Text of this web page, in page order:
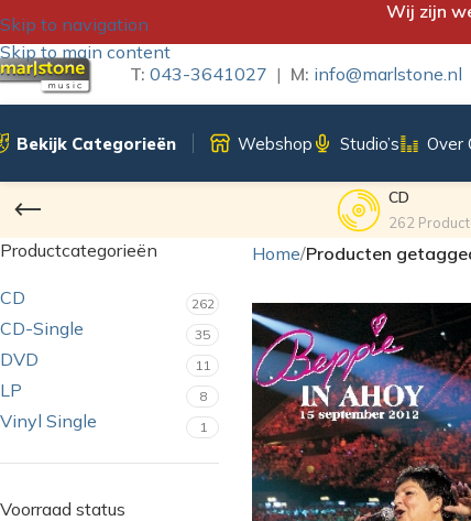
Skip to navigation
Skip to main content
Wij zijn
T: 043-3641027 | M: info@marlstone.nl
Bekijk Categorieën Webshop Studio’s Over
CD
262
Productcategorieën
CD 262
CD-Single 35
DVD 11
LP 8
Vinyl Single 1
Voorraad status
Home/Producten